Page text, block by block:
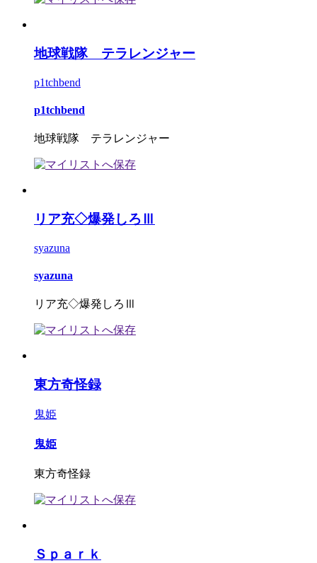
地球戦隊 テラレンジャー
p1tchbend
p1tchbend
地球戦隊 テラレンジャー
リア充◇爆発しろⅢ
syazuna
syazuna
リア充◇爆発しろⅢ
東方奇怪録
鬼姫
鬼姫
東方奇怪録
Ｓｐａｒｋ